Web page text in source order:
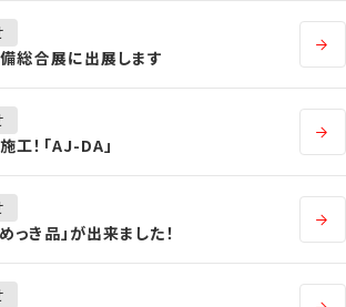
総合展に出展します
工！「AJ-DA」
っき品」が出来ました！